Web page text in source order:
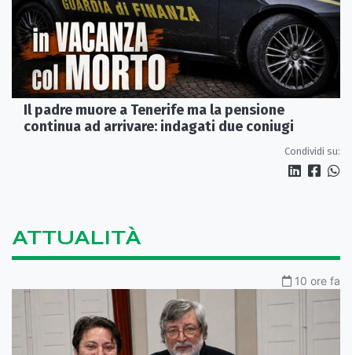
Il padre muore a Tenerife ma la pensione
continua ad arrivare: indagati due coniugi
Condividi su:
ATTUALITÀ
10 ore fa